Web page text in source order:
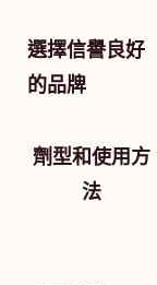
選擇信譽良好
的品牌
劑型和使用方
法